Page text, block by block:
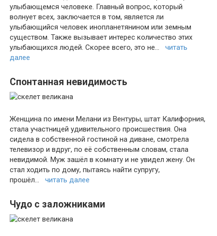
улыбающемся человеке. Главный вопрос, который
волнует всех, заключается в том, является ли
улыбающийся человек инопланетянином или земным
существом. Также вызывает интерес количество этих
улыбающихся людей. Скорее всего, это не… читать
далее
Спонтанная невидимость
Женщина по имени Мелани из Вентуры, штат Калифорния,
стала участницей удивительного происшествия. Она
сидела в собственной гостиной на диване, смотрела
телевизор и вдруг, по её собственным словам, стала
невидимой. Муж зашёл в комнату и не увидел жену. Он
стал ходить по дому, пытаясь найти супругу,
прошёл… читать далее
Чудо с заложниками